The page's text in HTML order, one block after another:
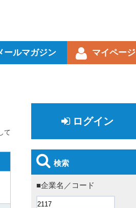
ールマガジン マイページ
て
ログイン
検索
■企業名／コード